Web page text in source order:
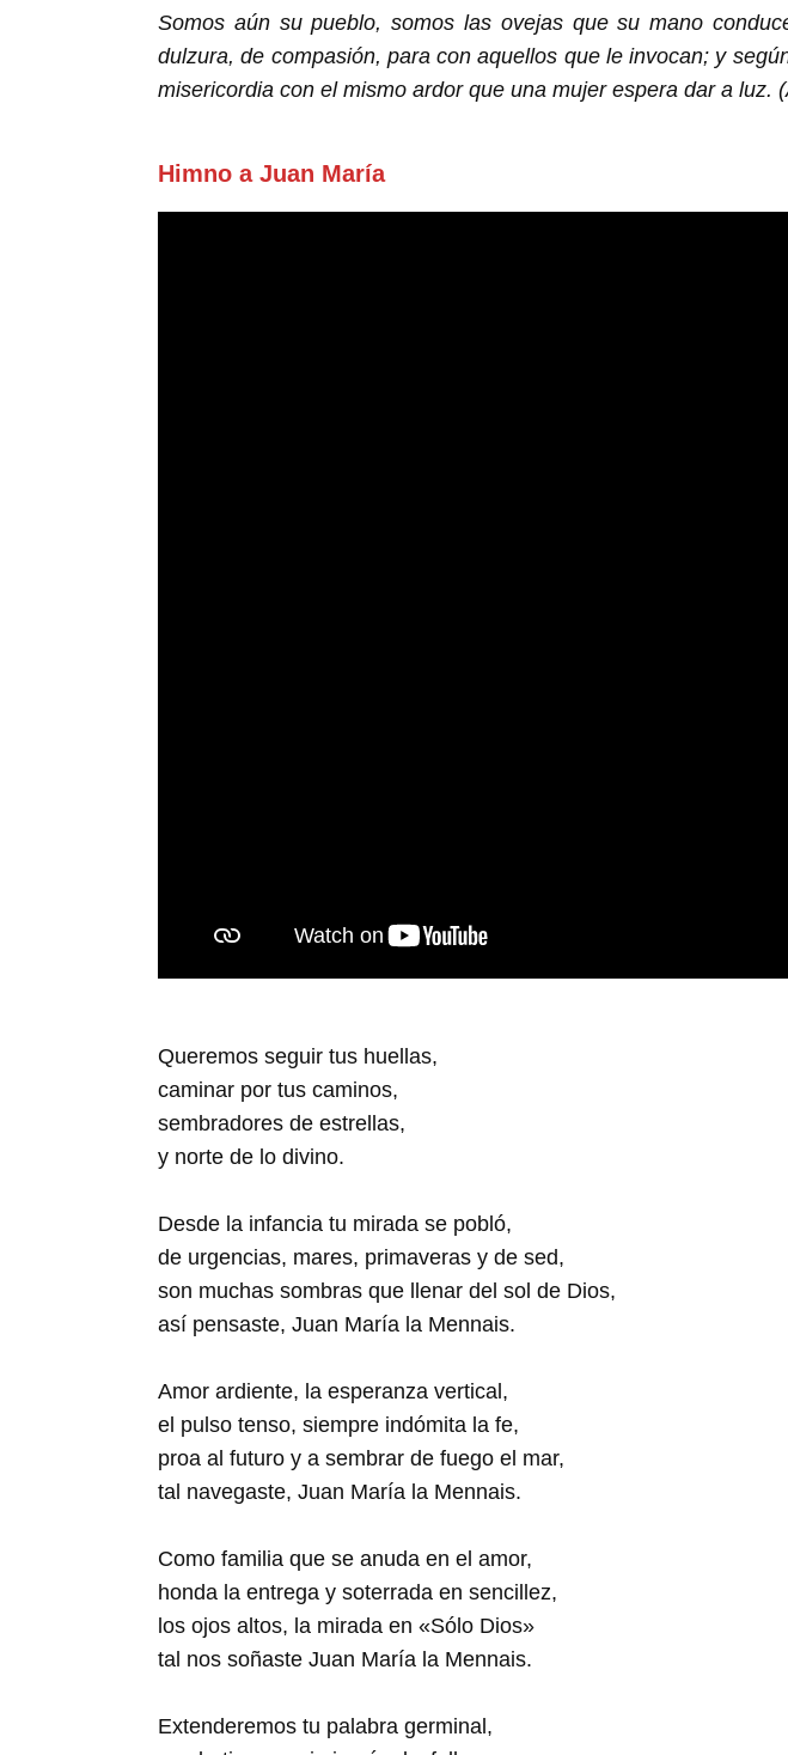
Somos aún su pueblo, somos las ovejas que su mano
dulzura, de compasión, para con aquellos que le invocan; y
misericordia con el mismo ardor que una mujer espera dar a luz.
Himno a Juan María
Queremos seguir tus huellas,
caminar por tus caminos,
sembradores de estrellas,
y norte de lo divino.
Desde la infancia tu mirada se pobló,
de urgencias, mares, primaveras y de sed,
son muchas sombras que llenar del sol de Dios,
así pensaste, Juan María la Mennais.
Amor ardiente, la esperanza vertical,
el pulso tenso, siempre indómita la fe,
proa al futuro y a sembrar de fuego el mar,
tal navegaste, Juan María la Mennais.
Como familia que se anuda en el amor,
honda la entrega y soterrada en sencillez,
los ojos altos, la mirada en «Sólo Dios»
tal nos soñaste Juan María la Mennais.
Extenderemos tu palabra germinal,